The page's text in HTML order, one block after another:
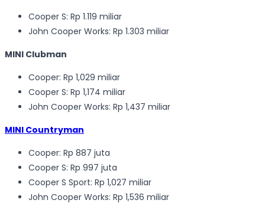
Cooper S: Rp 1.119 miliar
John Cooper Works: Rp 1.303 miliar
MINI Clubman
Cooper: Rp 1,029 miliar
Cooper S: Rp 1,174 miliar
John Cooper Works: Rp 1,437 miliar
MINI Countryman
Cooper: Rp 887 juta
Cooper S: Rp 997 juta
Cooper S Sport: Rp 1,027 miliar
John Cooper Works: Rp 1,536 miliar